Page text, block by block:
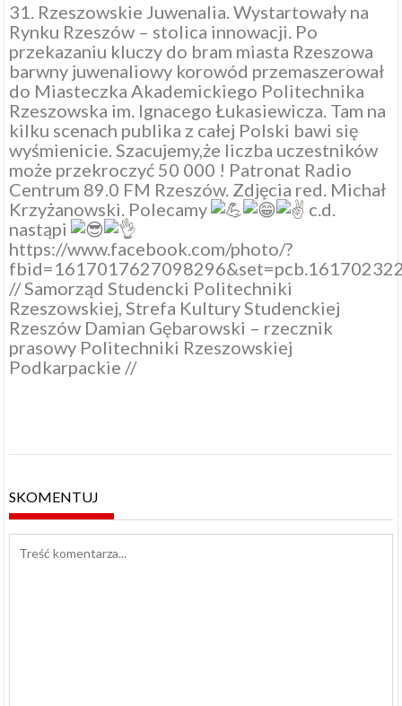
31. Rzeszowskie Juwenalia. Wystartowały na
Rynku Rzeszów – stolica innowacji. Po
przekazaniu kluczy do bram miasta Rzeszowa
barwny juwenaliowy korowód przemaszerował
do Miasteczka Akademickiego Politechnika
Rzeszowska im. Ignacego Łukasiewicza. Tam na
kilku scenach publika z całej Polski bawi się
wyśmienicie. Szacujemy,że liczba uczestników
może przekroczyć 50 000 ! Patronat Radio
Centrum 89.0 FM Rzeszów. Zdjęcia red. Michał
Krzyżanowski. Polecamy
c.d.
nastąpi
https://www.facebook.com/photo/?
//Samorząd Studencki Politechniki
Rzeszowskiej,Strefa Kultury Studenckiej
Rzeszów Damian Gębarowski – rzecznik
prasowy Politechniki Rzeszowskiej
Podkarpackie //
SKOMENTUJ